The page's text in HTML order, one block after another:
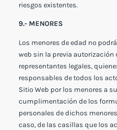
riesgos existentes.
9.- MENORES
Los menores de edad no
web sin la previa autorización
representantes legales,
responsables de todos los
Sitio Web por los menores a
cumplimentación de los
personales de dichos
caso, de las casillas que los